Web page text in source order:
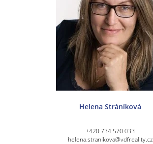
Helena Stráníková
+420 734 570 033
helena.stranikova@vdfreality.cz